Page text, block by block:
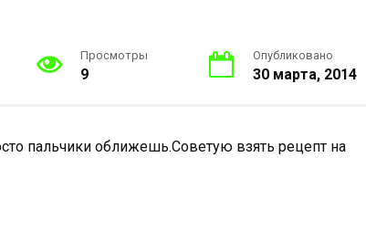
Просмотры
9
Опубликовано
30 марта, 2014
пальчики оближешь.Советую взять рецепт на